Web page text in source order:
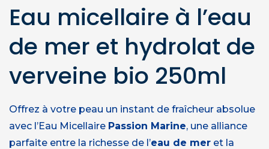
Eau micellaire à l’eau
de mer et hydrolat de
verveine bio 250ml
Offrez à votre peau un instant de fraîcheur absolue
avec l’Eau Micellaire Passion Marine, une alliance
parfaite entre la richesse de l’eau de mer et la